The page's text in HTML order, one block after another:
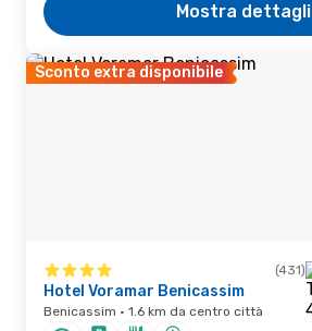
Mostra dettagli
Sconto extra disponibile
(431)
Hotel Voramar Benicassim
Benicassim · 1.6 km da centro città